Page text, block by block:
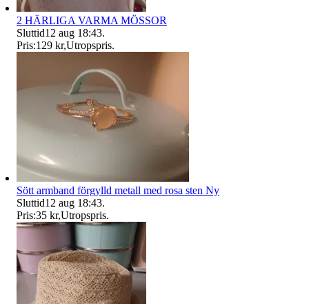
2 HÄRLIGA VARMA MÖSSOR
Sluttid12 aug 18:43.
Pris:129 kr,Utropspris.
Sött armband förgylld metall med rosa sten Ny
Sluttid12 aug 18:43.
Pris:35 kr,Utropspris.